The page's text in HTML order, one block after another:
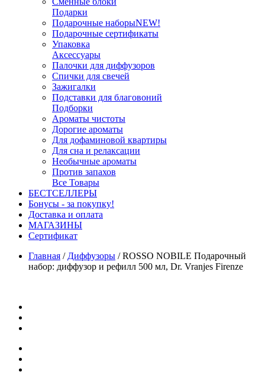
Подарки
Подарочные наборыNEW!
Подарочные сертификаты
Упаковка
Аксессуары
Палочки для диффузоров
Спички для свечей
Зажигалки
Подставки для благовоний
Подборки
Ароматы чистоты
Дорогие ароматы
Для дофаминовой квартиры
Для сна и релаксации
Необычные ароматы
Против запахов
Все Товары
БЕСТСЕЛЛЕРЫ
Бонусы - за покупку!
Доставка и оплата
МАГАЗИНЫ
Cертификат
Главная / Диффузоры /ROSSO NOBILE Подарочный
набор: диффузор и рефилл 500 мл, Dr. Vranjes Firenze